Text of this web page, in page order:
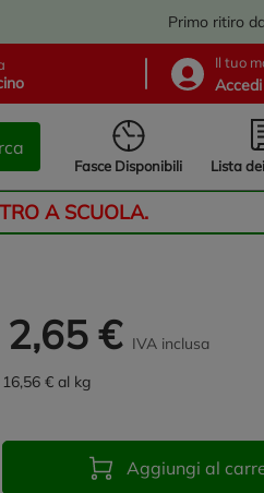
Primo ritiro
Il tuo
Fasce Disponibili Lista
A SCUOLA.
2,65 € IVA inclusa
16,56 € al kg
Aggiungi al